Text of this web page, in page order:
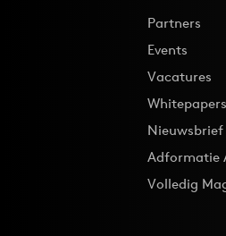
Partners
Events
Vacatures
Whitepapers
Nieuwsbrief
Adformatie
Volledig